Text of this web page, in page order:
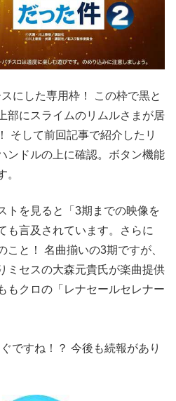
にした専用枠！ この枠で黒と
部にスライムのリムルさまが居
そして前回記事で紹介したリ
ンドルの上に確認。ボタン機能
。
トを見ると「3期までの映像を
も言及されています。さらに
こと！ 名曲揃いの3期ですが、
ミセスの大森元貴氏が楽曲提供
もクロの「レナセールセレナー
ですね！？ 今後も続報があり